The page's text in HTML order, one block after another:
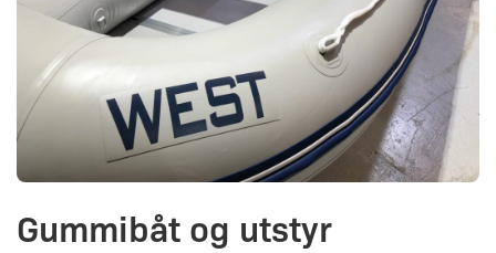
Gummibåt og utstyr